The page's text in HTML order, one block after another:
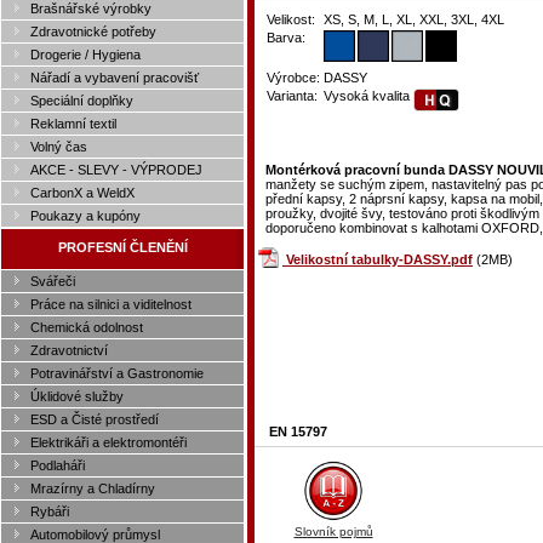
Brašnářské výrobky
Zdravotnické potřeby
Drogerie / Hygiena
Nářadí a vybavení pracovišť
Speciální doplňky
Reklamní textil
Volný čas
AKCE - SLEVY - VÝPRODEJ
CarbonX a WeldX
Poukazy a kupóny
PROFESNÍ ČLENĚNÍ
Svářeči
Práce na silnici a viditelnost
Chemická odolnost
Zdravotnictví
Potravinářství a Gastronomie
Úklidové služby
ESD a Čisté prostředí
Elektrikáři a elektromontéři
Podlaháři
Mrazírny a Chladírny
Rybáři
Automobilový průmysl
Velikost:
XS, S, M, L, XL, XXL, 3XL, 4XL
Barva:
Výrobce: DASSY
Varianta: Vysoká kvalita
Montérková pracovní bunda DASSY
manžety se suchým zipem, nastavitelný pas
přední kapsy, 2 náprsní kapsy, kapsa na
proužky, dvojité švy, testováno proti
doporučeno kombinovat s kalhotami
Velikostní tabulky-DASSY.pdf (2MB)
EN 15797
Slovník pojmů